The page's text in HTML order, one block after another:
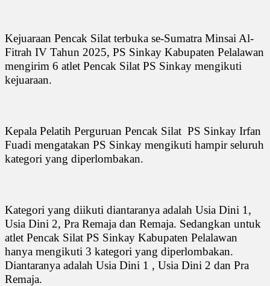
Kejuaraan Pencak Silat terbuka se-Sumatra Minsai Al-
Fitrah IV Tahun 2025, PS Sinkay Kabupaten Pelalawan
mengirim 6 atlet Pencak Silat PS Sinkay mengikuti
kejuaraan.
Kepala Pelatih Perguruan Pencak Silat PS Sinkay Irfan
Fuadi mengatakan PS Sinkay mengikuti hampir seluruh
kategori yang diperlombakan.
Kategori yang diikuti diantaranya adalah Usia Dini 1,
Usia Dini 2, Pra Remaja dan Remaja. Sedangkan untuk
atlet Pencak Silat PS Sinkay Kabupaten Pelalawan
hanya mengikuti 3 kategori yang diperlombakan.
Diantaranya adalah Usia Dini 1 , Usia Dini 2 dan Pra
Remaja.